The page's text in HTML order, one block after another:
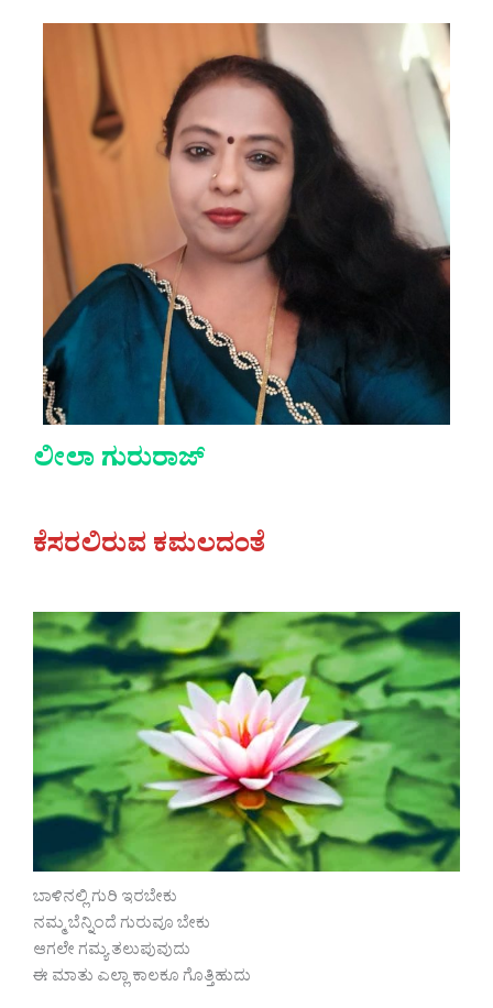
ಲೀಲಾ ಗುರುರಾಜ್
ಕೆಸರಲಿರುವ ಕಮಲದಂತೆ
ಬಾಳಿನಲ್ಲಿ ಗುರಿ ಇರಬೇಕು
ನಮ್ಮ ಬೆನ್ನಿಂದೆ ಗುರುವೂ ಬೇಕು
ಆಗಲೇ ಗಮ್ಯ ತಲುಪುವುದು
ಈ ಮಾತು ಎಲ್ಲಾ ಕಾಲಕೂ ಗೊತ್ತಿಹುದು